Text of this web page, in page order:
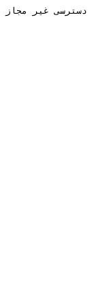
دسترسی غیر مجاز